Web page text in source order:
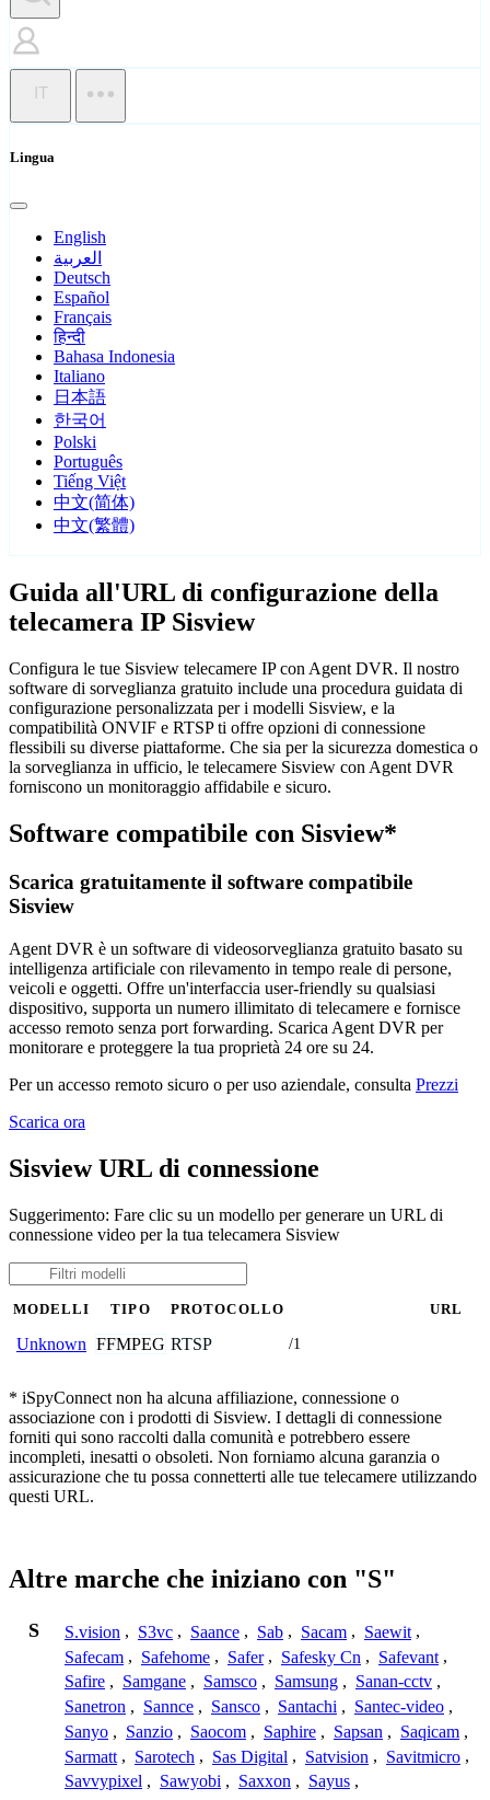
IT
Lingua
English
العربية
Deutsch
Español
Français
हिन्दी
Bahasa Indonesia
Italiano
日本語
한국어
Polski
Português
Tiếng Việt
中文(简体)
中文(繁體)
Guida all'URL di configurazione della
telecamera IP Sisview
Configura le tue Sisview telecamere IP con Agent DVR. Il nostro
software di sorveglianza gratuito include una procedura guidata di
configurazione personalizzata per i modelli Sisview, e la
compatibilità ONVIF e RTSP ti offre opzioni di connessione
flessibili su diverse piattaforme. Che sia per la sicurezza domestica o
la sorveglianza in ufficio, le telecamere Sisview con Agent DVR
forniscono un monitoraggio affidabile e sicuro.
Software compatibile con Sisview*
Scarica gratuitamente il software compatibile
Sisview
Agent DVR è un software di videosorveglianza gratuito basato su
intelligenza artificiale con rilevamento in tempo reale di persone,
veicoli e oggetti. Offre un'interfaccia user-friendly su qualsiasi
dispositivo, supporta un numero illimitato di telecamere e fornisce
accesso remoto senza port forwarding. Scarica Agent DVR per
monitorare e proteggere la tua proprietà 24 ore su 24.
Per un accesso remoto sicuro o per uso aziendale, consulta Prezzi
Scarica ora
Sisview URL di connessione
Suggerimento: Fare clic su un modello per generare un URL di
connessione video per la tua telecamera Sisview
MODELLI TIPO PROTOCOLLO URL
Unknown FFMPEG RTSP /1
* iSpyConnect non ha alcuna affiliazione, connessione o
associazione con i prodotti di Sisview. I dettagli di connessione
forniti qui sono raccolti dalla comunità e potrebbero essere
incompleti, inesatti o obsoleti. Non forniamo alcuna garanzia o
assicurazione che tu possa connetterti alle tue telecamere utilizzando
questi URL.
Altre marche che iniziano con "S"
S S.vision , S3vc , Saance , Sab , Sacam , Saewit ,
Safecam , Safehome , Safer , Safesky Cn , Safevant ,
Safire , Samgane , Samsco , Samsung , Sanan-cctv ,
Sanetron , Sannce , Sansco , Santachi , Santec-video ,
Sanyo , Sanzio , Saocom , Saphire , Sapsan , Saqicam ,
Sarmatt , Sarotech , Sas Digital , Satvision , Savitmicro ,
Savvypixel , Sawyobi , Saxxon , Sayus ,